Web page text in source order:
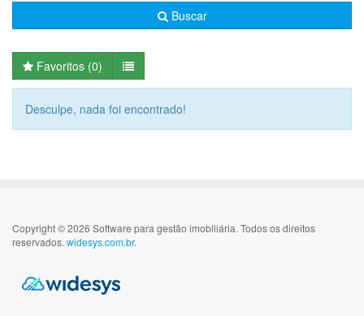
Buscar
Favoritos (0)
Desculpe, nada foi encontrado!
Copyright © 2026 Software para gestão imobiliária. Todos os direitos
reservados. widesys.com.br.